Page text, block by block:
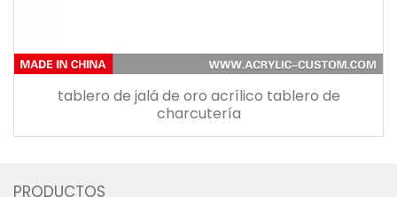
tablero de jalá de oro acrílico tablero de
charcutería
PRODUCTOS